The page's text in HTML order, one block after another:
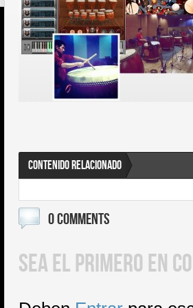
CONTENIDO RELACIONADO
0 COMMENTS
SEA EL PRIMERO EN